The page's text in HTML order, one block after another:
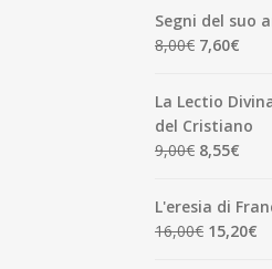
originale
era:
1,90€.
Segni del suo
8,00€ Il
originale
era:
8,00€.
7,60€
La Lectio
del Cristiano
9,00€ Il
originale
era:
9,00€.
8,55€
è:
L'eresia di
16,00€ Il
15,20€